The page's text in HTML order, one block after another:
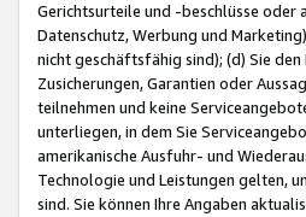
Gerichtsurteile und -beschlüsse oder
Datenschutz, Werbung und
nicht geschäftsfähig sind); (d) Sie
Zusicherungen, Garantien oder
teilnehmen und keine
unterliegen, in dem Sie
amerikanische Ausfuhr- und
Technologie und Leistungen gelten,
sind. Sie können Ihre Angaben